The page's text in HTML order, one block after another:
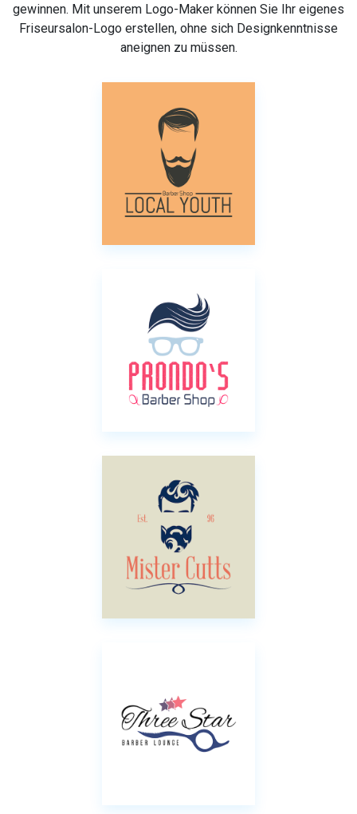
gewinnen. Mit unserem Logo-Maker können Sie Ihr eigenes
Friseursalon-Logo erstellen, ohne sich Designkenntnisse
aneignen zu müssen.